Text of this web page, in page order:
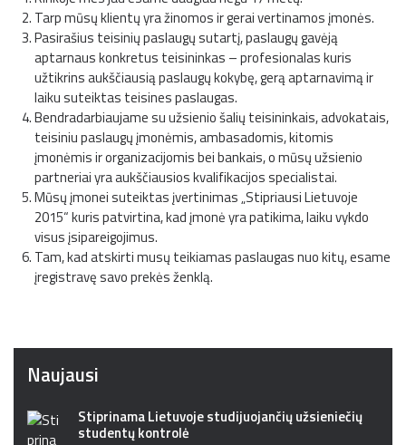
Tarp mūsų klientų yra žinomos ir gerai vertinamos įmonės.
Pasirašius teisinių paslaugų sutartį, paslaugų gavėją
aptarnaus konkretus teisininkas – profesionalas kuris
užtikrins aukščiausią paslaugų kokybę, gerą aptarnavimą ir
laiku suteiktas teisines paslaugas.
Bendradarbiaujame su užsienio šalių teisininkais, advokatais,
teisiniu paslaugų įmonėmis, ambasadomis, kitomis
įmonėmis ir organizacijomis bei bankais, o mūsų užsienio
partneriai yra aukščiausios kvalifikacijos specialistai.
Mūsų įmonei suteiktas įvertinimas „Stipriausi Lietuvoje
2015“ kuris patvirtina, kad įmonė yra patikima, laiku vykdo
visus įsipareigojimus.
Tam, kad atskirti musų teikiamas paslaugas nuo kitų, esame
įregistravę savo prekės ženklą.
Naujausi
Stiprinama Lietuvoje studijuojančių užsieniečių
studentų kontrolė